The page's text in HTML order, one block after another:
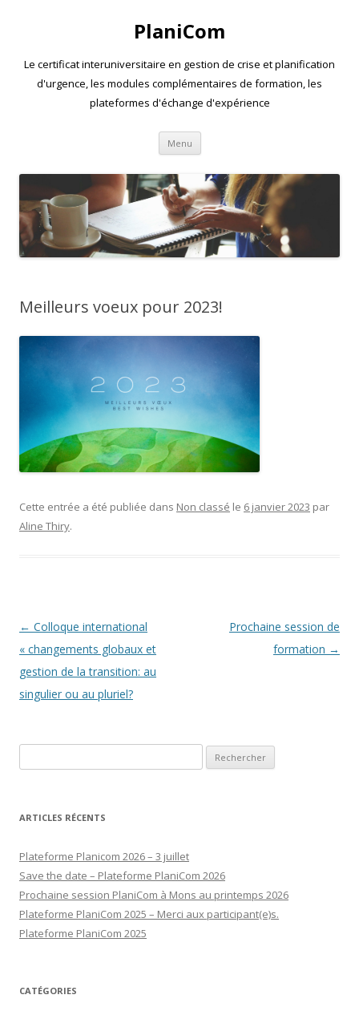
PlaniCom
Le certificat interuniversitaire en gestion de crise et planification
d'urgence, les modules complémentaires de formation, les
plateformes d'échange d'expérience
Menu Aller
contenu
Meilleurs voeux pour 2023!
Cette entrée a été publiée dans Non classé le 6 janvier 2023 par
Aline Thiry.
Navigation
des
articles
← Colloque international
« changements globaux et
gestion de la transition: au
singulier ou au pluriel?
Prochaine session de
formation →
ARTICLES RÉCENTS
Plateforme Planicom 2026 – 3 juillet
Save the date – Plateforme PlaniCom 2026
Prochaine session PlaniCom à Mons au printemps 2026
Plateforme PlaniCom 2025 – Merci aux participant(e)s.
Plateforme PlaniCom 2025
CATÉGORIES